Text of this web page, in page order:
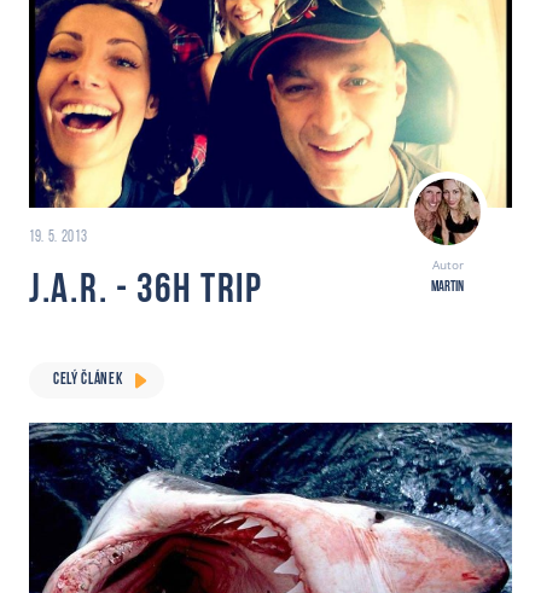
19. 5. 2013
J.A.R. - 36h trip
CELÝ ČLÁNEK
Autor
Martin